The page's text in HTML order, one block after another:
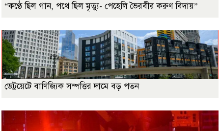
“কণ্ঠে ছিল গান, পথে ছিল মৃত্যু- পেহেলি ভৈরবীর করুণ বিদায়”
ডেট্রয়েটে বাণিজ্যিক সম্পত্তির দামে বড় পতন